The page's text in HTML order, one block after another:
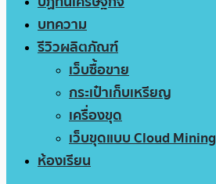
บทความ
รีวิวผลิตภัณฑ์
เว็บซื้อขาย
กระเป๋าเก็บเหรียญ
เครื่องขุด
เว็บขุดแบบ Cloud Mining
ห้องเรียน